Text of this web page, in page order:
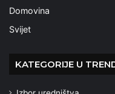
Domovina
Svijet
KATEGORIJE U